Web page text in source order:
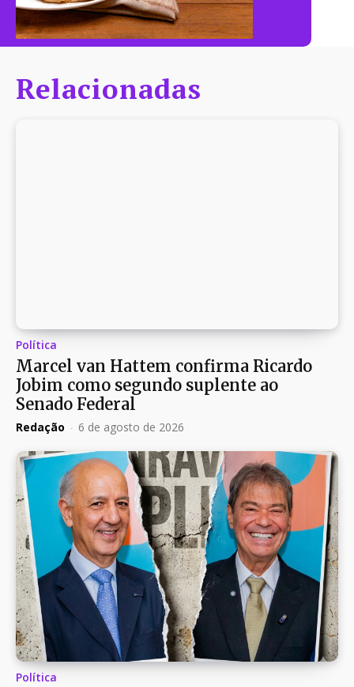
Relacionadas
Política
Marcel van Hattem confirma Ricardo
Jobim como segundo suplente ao
Senado Federal
Redação - 6 de agosto de 2026
Política